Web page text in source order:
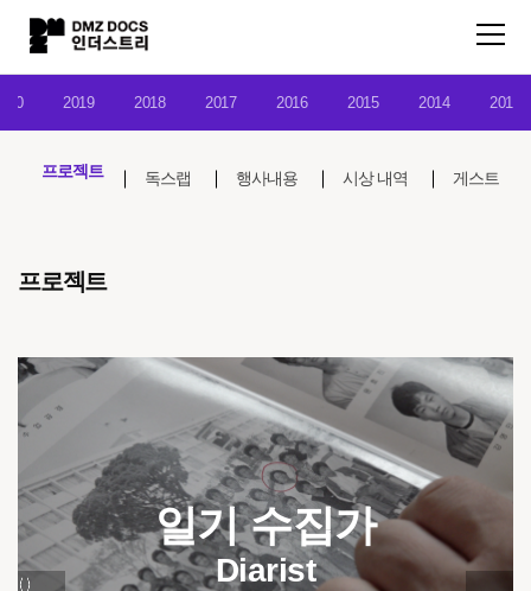
2019 2018 2017 2016 2015 2014 2013
프로젝트 독스랩 행사내용 시상 내역 게스트
프로젝트
일기 수집가
Diarist